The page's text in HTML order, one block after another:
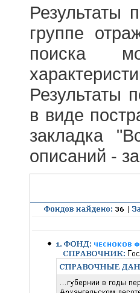
Результаты
группе
поиска
Результаты
в виде
закладка
описаний -